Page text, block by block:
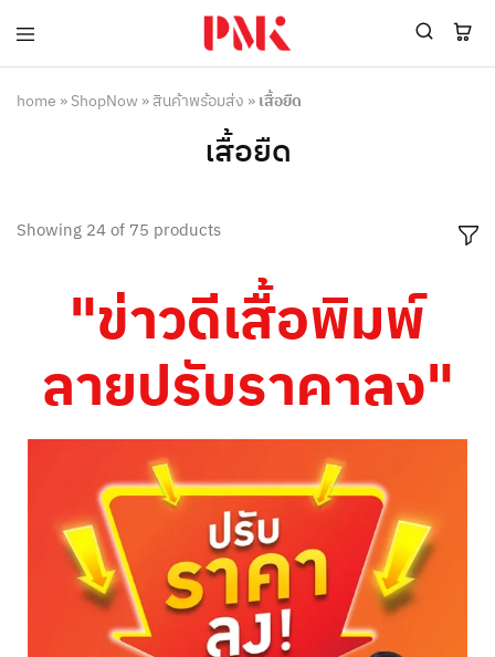
PMK
ผู้
โปโล
ยูนิฟอร์ม
ผู้
เสื้อ
ยูนิฟอร์ม
และ
อุตสาหกรรม
ที่2
home »ShopNow »สินค้าพร้อมส่ง »เสื้อยืด
เสื้อยืด
Showing 24of 75 products
"ข่าวดีเสื้อพิมพ์
ลายปรับราคาลง"